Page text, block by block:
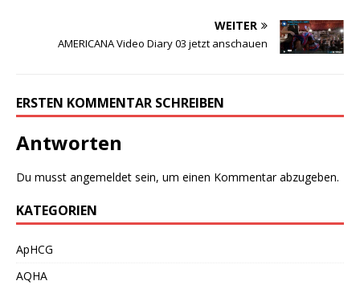
WEITER
AMERICANA Video Diary 03 jetzt anschauen
ERSTEN KOMMENTAR SCHREIBEN
Antworten
Du musst angemeldet sein, um einen Kommentar abzugeben.
KATEGORIEN
ApHCG
AQHA